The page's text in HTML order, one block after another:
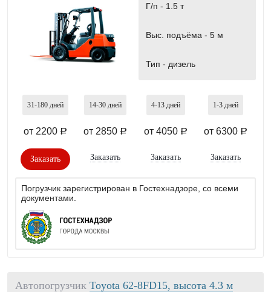
Г/п - 1.5 т
Выс. подъёма - 5 м
Тип - дизель
31-180 дней
от 2200 a
Заказать
14-30 дней
от 2850 a
Заказать
4-13 дней
от 4050 a
Заказать
1-3 дней
от 6300 a
Заказать
Погрузчик зарегистрирован в Гостехнадзоре, со всеми
документами.
Автопогрузчик Toyota 62-8FD15, высота 4.3 м